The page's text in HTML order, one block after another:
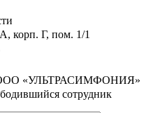
корп. Г, пом. 1/1
«УЛЬТРАСИМФОНИЯ»
сотрудник